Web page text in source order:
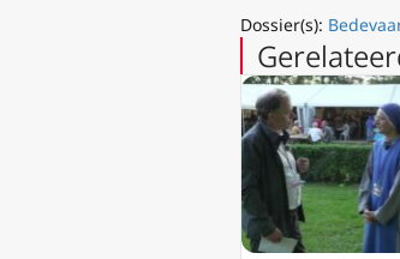
Dossier(s):